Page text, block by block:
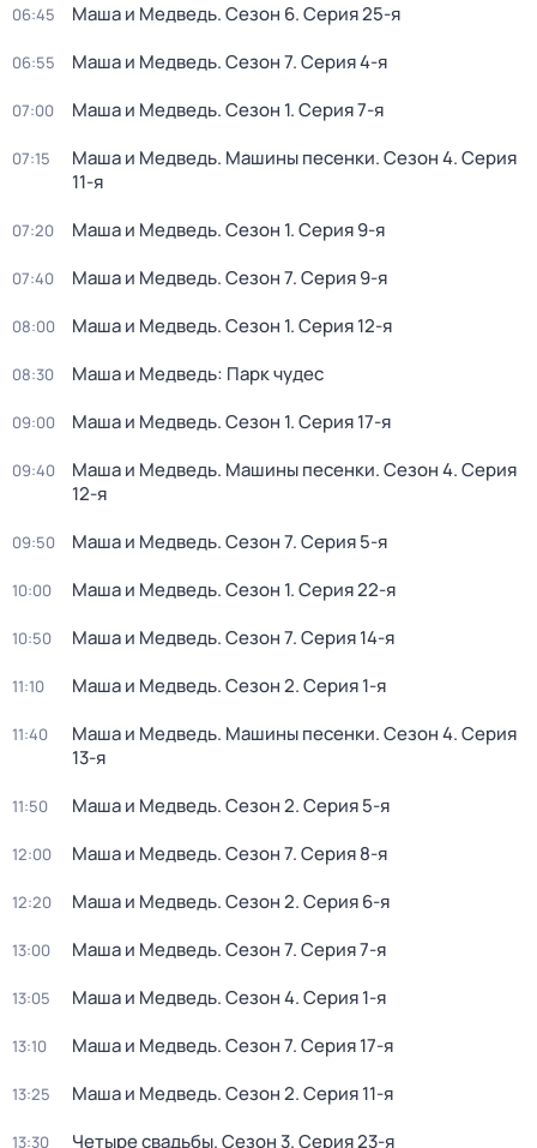
06:45 Маша и Медведь. Сезон 6. Серия 25-я
06:55 Маша и Медведь. Сезон 7. Серия 4-я
07:00 Маша и Медведь. Сезон 1. Серия 7-я
07:15 Маша и Медведь. Машины песенки. Сезон 4. Серия
11-я
07:20 Маша и Медведь. Сезон 1. Серия 9-я
07:40 Маша и Медведь. Сезон 7. Серия 9-я
08:00 Маша и Медведь. Сезон 1. Серия 12-я
08:30 Маша и Медведь: Парк чудес
09:00 Маша и Медведь. Сезон 1. Серия 17-я
09:40 Маша и Медведь. Машины песенки. Сезон 4. Серия
12-я
09:50 Маша и Медведь. Сезон 7. Серия 5-я
10:00 Маша и Медведь. Сезон 1. Серия 22-я
10:50 Маша и Медведь. Сезон 7. Серия 14-я
11:10 Маша и Медведь. Сезон 2. Серия 1-я
11:40 Маша и Медведь. Машины песенки. Сезон 4. Серия
13-я
11:50 Маша и Медведь. Сезон 2. Серия 5-я
12:00 Маша и Медведь. Сезон 7. Серия 8-я
12:20 Маша и Медведь. Сезон 2. Серия 6-я
13:00 Маша и Медведь. Сезон 7. Серия 7-я
13:05 Маша и Медведь. Сезон 4. Серия 1-я
13:10 Маша и Медведь. Сезон 7. Серия 17-я
13:25 Маша и Медведь. Сезон 2. Серия 11-я
13:30 Четыре свадьбы. Сезон 3. Серия 23-я